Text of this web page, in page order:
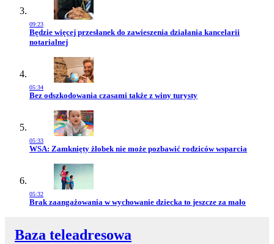
09:23
Przejdź do artykułu:
Będzie więcej przesłanek do zawieszenia działania kancelarii
notarialnej
05:34
Przejdź do artykułu:
Bez odszkodowania czasami także z winy turysty
05:33
Przejdź do artykułu:
WSA: Zamknięty żłobek nie może pozbawić rodziców wsparcia
05:32
Przejdź do artykułu:
Brak zaangażowania w wychowanie dziecka to jeszcze za mało
Baza teleadresowa